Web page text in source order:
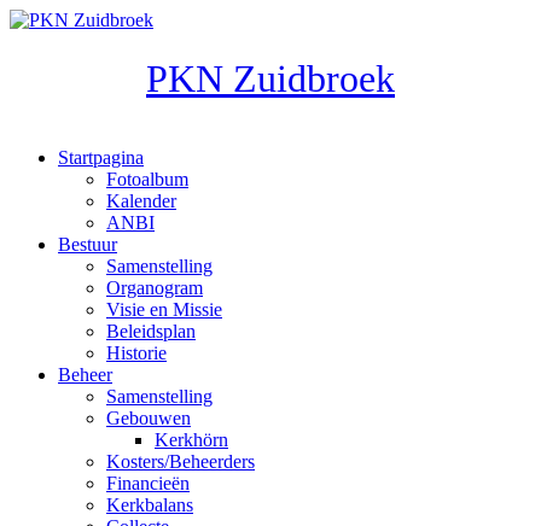
Overslaan en naar de inhoud gaan
PKN Zuidbroek
Hoofdmenu
Startpagina
Fotoalbum
Kalender
ANBI
Bestuur
Samenstelling
Organogram
Visie en Missie
Beleidsplan
Historie
Beheer
Samenstelling
Gebouwen
Kerkhörn
Kosters/Beheerders
Financieën
Kerkbalans